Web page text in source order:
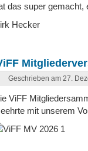
das super gemacht,
Hecker
Geschrieben am 27.
ViFF
mit unserem